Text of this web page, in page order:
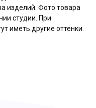
изделий. Фото товара
студии. При
иметь другие оттенки.